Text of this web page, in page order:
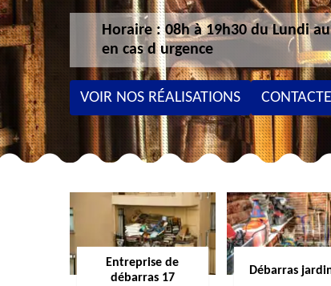
Horaire : 08h à 19h30 du Lundi
en cas d urgence
VOIR NOS RÉALISATIONS
Entreprise de
débarras 17
Débarras